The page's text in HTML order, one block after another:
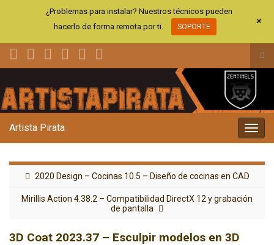
el
la
Artista Pirata
2020 Design – Cocinas 10.5 – Diseño de cocinas en CAD
Mirillis Action 4.38.2 – Compatibilidad DirectX 12 y grabación
de pantalla
3D Coat 2023.37 – Esculpir modelos en 3D
¿Problemas para instalar? Nuestros técnicos pueden
hacerlo de forma remota por ti.
SOPORTE +